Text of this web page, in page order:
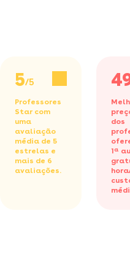
5/5
Professores
Star com
uma
avaliação
média de 5
estrelas e
mais de 6
avaliações.
dos
1ª